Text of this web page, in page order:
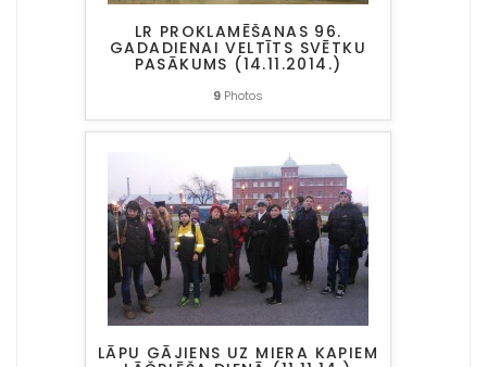
LR PROKLAMĒŠANAS 96.
GADADIENAI VELTĪTS SVĒTKU
PASĀKUMS (14.11.2014.)
9 Photos
LĀPU GĀJIENS UZ MIERA KAPIEM